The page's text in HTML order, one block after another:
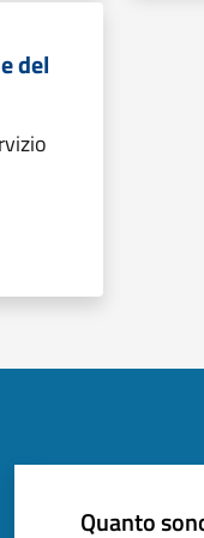
del
Quanto